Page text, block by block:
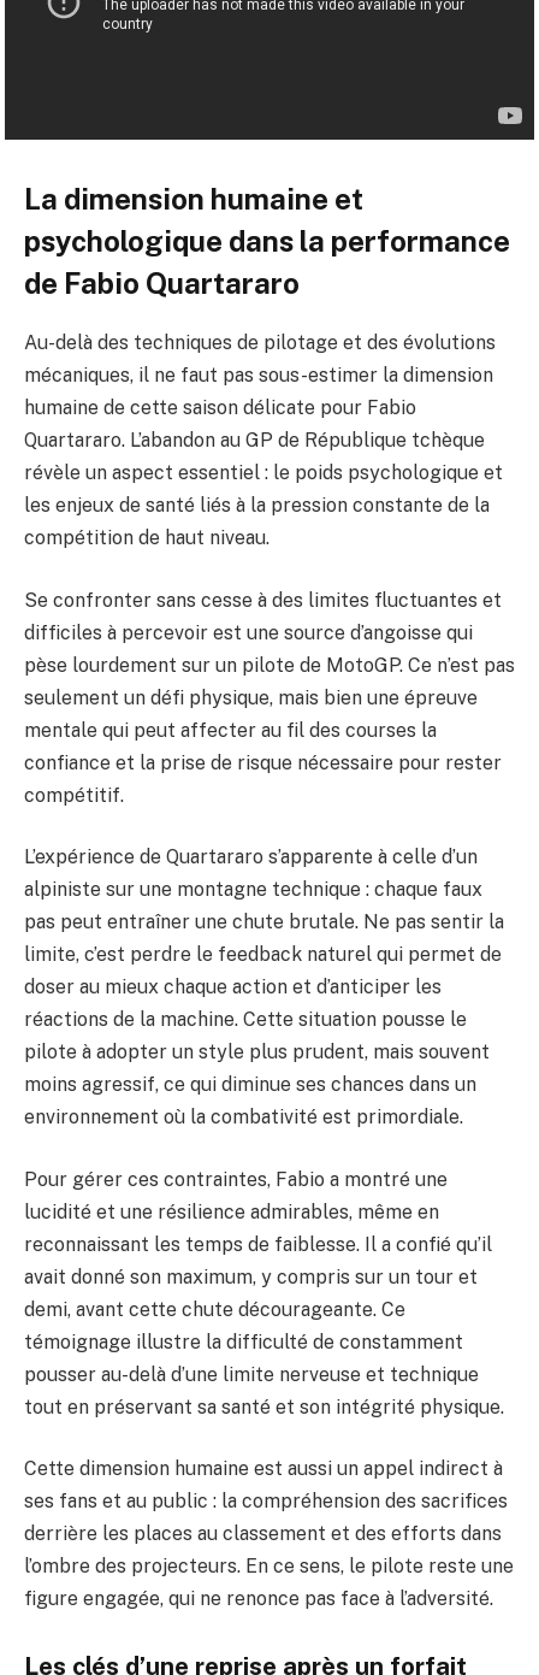
La dimension humaine et
psychologique dans la performance
de Fabio Quartararo
Au-delà des techniques de pilotage et des évolutions
mécaniques, il ne faut pas sous-estimer la dimension
humaine de cette saison délicate pour Fabio
Quartararo. L’abandon au GP de République tchèque
révèle un aspect essentiel : le poids psychologique et
les enjeux de santé liés à la pression constante de la
compétition de haut niveau.
Se confronter sans cesse à des limites fluctuantes et
difficiles à percevoir est une source d’angoisse qui
pèse lourdement sur un pilote de MotoGP. Ce n’est pas
seulement un défi physique, mais bien une épreuve
mentale qui peut affecter au fil des courses la
confiance et la prise de risque nécessaire pour rester
compétitif.
L’expérience de Quartararo s’apparente à celle d’un
alpiniste sur une montagne technique : chaque faux
pas peut entraîner une chute brutale. Ne pas sentir la
limite, c’est perdre le feedback naturel qui permet de
doser au mieux chaque action et d’anticiper les
réactions de la machine. Cette situation pousse le
pilote à adopter un style plus prudent, mais souvent
moins agressif, ce qui diminue ses chances dans un
environnement où la combativité est primordiale.
Pour gérer ces contraintes, Fabio a montré une
lucidité et une résilience admirables, même en
reconnaissant les temps de faiblesse. Il a confié qu’il
avait donné son maximum, y compris sur un tour et
demi, avant cette chute décourageante. Ce
témoignage illustre la difficulté de constamment
pousser au-delà d’une limite nerveuse et technique
tout en préservant sa santé et son intégrité physique.
Cette dimension humaine est aussi un appel indirect à
ses fans et au public : la compréhension des sacrifices
derrière les places au classement et des efforts dans
l’ombre des projecteurs. En ce sens, le pilote reste une
figure engagée, qui ne renonce pas face à l’adversité.
Les clés d’une reprise après un forfait